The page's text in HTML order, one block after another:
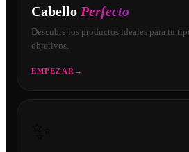
Cabello Perfecto
Descubre los productos ideales para tu
objetivos.
EMPEZAR →